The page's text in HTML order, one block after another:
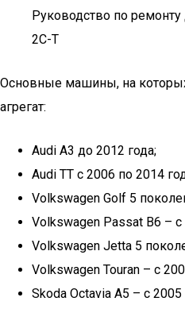
Руководство по ремонту
2C-T
Основные машины, на
агрегат:
Audi A3 до 2012 года;
Audi TT с 2006 по 2014
Volkswagen Golf 5
Volkswagen Passat B6 –
Volkswagen Jetta 5
Volkswagen Touran – с
Skoda Octavia A5 – с